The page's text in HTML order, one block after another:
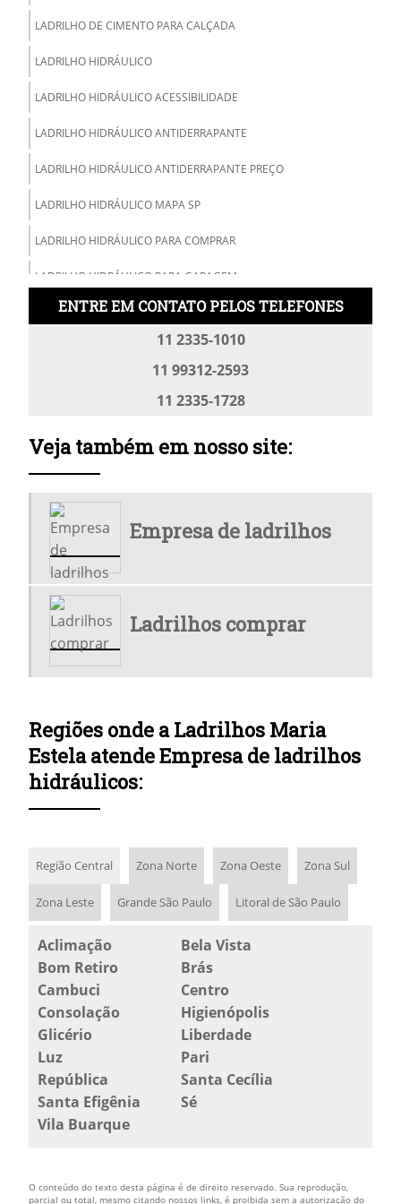
LADRILHO DE CIMENTO PARA CALÇADA
LADRILHO HIDRÁULICO
LADRILHO HIDRÁULICO ACESSIBILIDADE
LADRILHO HIDRÁULICO ANTIDERRAPANTE
LADRILHO HIDRÁULICO ANTIDERRAPANTE PREÇO
LADRILHO HIDRÁULICO MAPA SP
LADRILHO HIDRÁULICO PARA COMPRAR
LADRILHO HIDRÁULICO PARA GARAGEM
LADRILHO HIDRÁULICO PARA RAMPA DE GARAGEM
LADRILHO HIDRÁULICO PISO TÁTIL
LADRILHO HIDRÁULICO RAMPA
LADRILHO HIDRÁULICO RAMPA PRETO
LADRILHO HIDRÁULICO TÁTIL
LADRILHO MAPA SP
LADRILHO PARA RAMPA
LADRILHO PREÇO
ONDE COMPRAR LADRILHO
ONDE COMPRAR LADRILHO HIDRÁULICO
ONDE COMPRAR LADRILHO HIDRÁULICO EM SP
PISO DE CIMENTO PARA CALÇADA
PISO HIDRÁULICO
PISO HIDRÁULICO ANTIDERRAPANTE
PISO HIDRÁULICO MAPA SP
PISO HIDRÁULICO PARA CALÇADA
PISO HIDRÁULICO PARA RAMPA
PISO HIDRÁULICO PREÇO
PISO TÁTIL DE CONCRETO
PISO TÁTIL HIDRÁULICO
ENTRE EM CONTATO PELOS TELEFONES
11 2335-1010
11 99312-2593
11 2335-1728
Veja também em nosso site:
Empresa de ladrilhos
Ladrilhos comprar
Regiões onde a Ladrilhos Maria
Estela atende Empresa de ladrilhos
hidráulicos:
Região Central Zona Norte Zona Oeste Zona Sul
Zona Leste Grande São Paulo Litoral de São Paulo
Aclimação
Bela Vista
Bom Retiro
Brás
Cambuci
Centro
Consolação
Higienópolis
Glicério
Liberdade
Luz
Pari
República
Santa Cecília
Santa Efigênia
Sé
Vila Buarque
O conteúdo do texto desta página é de direito reservado. Sua reprodução,
parcial ou total, mesmo citando nossos links, é proibida sem a autorização do